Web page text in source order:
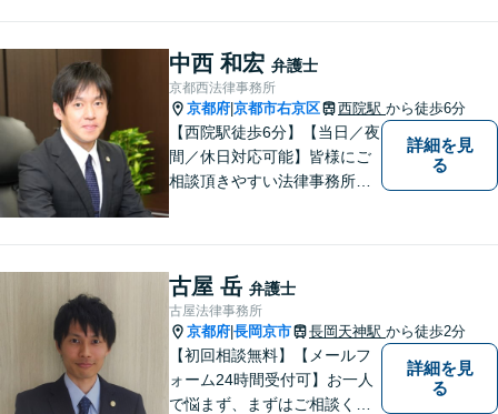
中西 和宏 弁護士
京都西法律事務所
京都府 京都市右京区 西院駅 から徒歩6分
【西院駅徒歩6分】【当日／夜
間／休日対応可能】皆様にご
相談頂きやすい法律事務所を
応可能。【法テラス利用可】
ご相談者様に寄り添って対
応。お悩みの方はお気軽にご
相談ください。
詳細を見
る
古屋 岳 弁護士
古屋法律事務所
京都府 長岡京市 長岡天神駅 から徒歩2分
【初回相談無料】【メールフ
ォーム24時間受付可】お一人
で悩まず、まずはご相談くだ
詳細を見
る